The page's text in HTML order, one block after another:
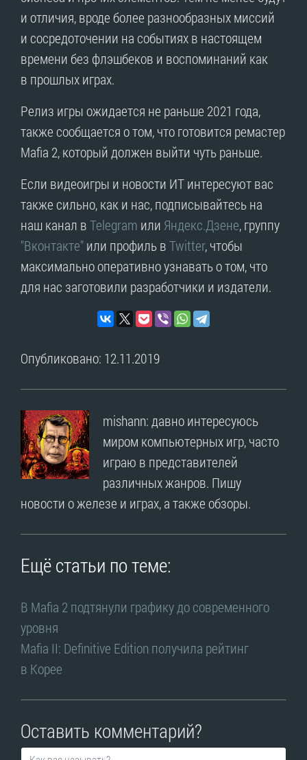
и отличия, вроде более разнообразных миссий
и сосредоточении на событиях в настоящем
времени без флэшбеков и воспоминаний как
в прошлых играх.
Релиз игры ожидается не раньше 2021 года,
также сообщается о том, что готовится ремастер
Mafia 2, который должен выйти чуть раньше.
Если видеоигры и новости ИТ интересуют вас
также сильно, как и нас, подписывайтесь на
наш канал вTelegram или Яндекс.Дзене, группу
"Вконтакте"или профиль вTwitter, чтобы
максимально оперативно узнавать о том, что
для нас заготовили разработчики и издатели.
Опубликовано: 12.11.2019
mishann: давно интересуюсь
миром компьютерных игр, часто
играю в представителей
различных жанров. Пишу
новости о железе и играх, а также обзоры.
Ещё статьи по теме:
В Mafia 2 подтянули графику до современного
уровня
Mafia II: Definitive Edition получила рейтинг
в Корее
Оставить комментарий?